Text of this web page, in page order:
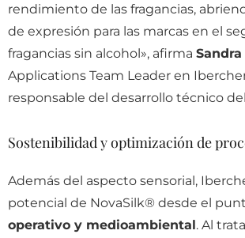
rendimiento de las fragancias,
de expresión para las marcas en el
fragancias sin alcohol», afirma
Applications Team Leader en
responsable del desarrollo técnico
Sostenibilidad y optimización de
Además del aspecto sensorial,
potencial de NovaSilk® desde el
operativo y medioambiental. Al